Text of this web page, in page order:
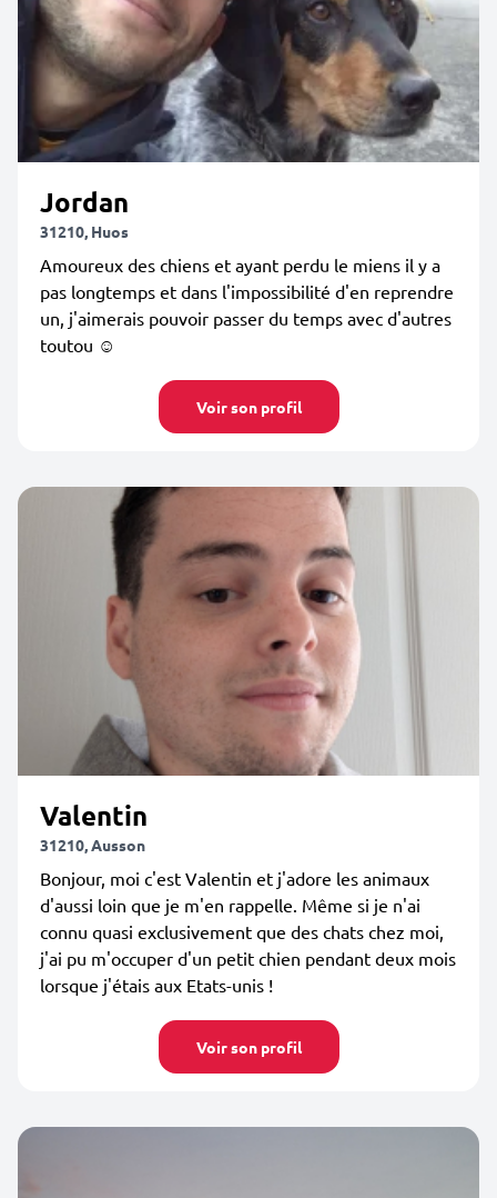
Jordan
31210, Huos
Amoureux des chiens et ayant perdu le miens il y a
pas longtemps et dans l'impossibilité d'en reprendre
un, j'aimerais pouvoir passer du temps avec d'autres
toutou ☺️
Voir son profil
Valentin
31210, Ausson
Bonjour, moi c'est Valentin et j'adore les animaux
d'aussi loin que je m'en rappelle. Même si je n'ai
connu quasi exclusivement que des chats chez moi,
j'ai pu m'occuper d'un petit chien pendant deux mois
lorsque j'étais aux Etats-unis !
Voir son profil